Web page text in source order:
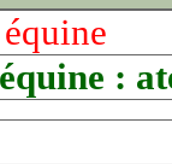
: